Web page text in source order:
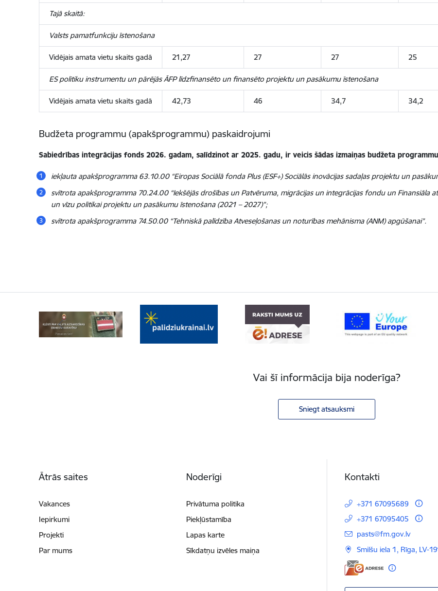
Tajā skaitā:
Valsts pamatfunkciju īstenošana
Vidējais amata vietu skaits gadā 21,27 27 27 25
ES politiku instrumentu un pārējās ĀFP līdzfinansēto un finansēto projektu un pasākumu īstenošana
Vidējais amata vietu skaits gadā 42,73 46 34,7 34,2
Budžeta programmu (apakšprogrammu) paskaidrojumi
Sabiedrības integrācijas fonds 2026. gadam, salīdzinot ar 2025. gadu, ir veicis šādas izmaiņas budžeta
iekļauta apakšprogramma 63.10.00 “Eiropas Sociālā fonda Plus (ESF+) Sociālās inovācijas sadaļas projektu un
svītrota apakšprogramma 70.24.00 “Iekšējās drošības un Patvēruma, migrācijas un integrācijas fondu un Finansiāla
un vīzu politikai projektu un pasākumu īstenošana (2021 – 2027)”;
svītrota apakšprogramma 74.50.00 “Tehniskā palīdzība Atveseļošanas un noturības mehānisma (ANM) apgūšanai”.
Vai šī informācija bija noderīga?
Sniegt atsauksmi
Ātrās saites
Vakances
Iepirkumi
Projekti
Par mums
Noderīgi
Privātuma politika
Piekļūstamība
Lapas karte
Sīkdatņu izvēles maiņa
Kontakti
+371 67095689
+371 67095405
E-pasts:
pasts@fm.gov.lv
Smilšu iela 1, Rīga, LV-